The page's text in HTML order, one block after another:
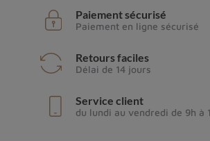
Paiement sécurisé
Paiement en ligne sécurisé
Retours faciles
Délai de 14 jours
Service client
du lundi au vendredi de 9h à